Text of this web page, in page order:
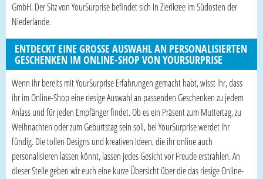
GmbH. Der Sitz von YourSurprise befindet sich in Zierikzee im Südosten der
Niederlande.
ENTDECKT EINE GROSSE AUSWAHL AN PERSONALISIERTEN G
ESCHENKEN IM ONLINE-SHOP VON YOURSURPRISE
Wenn ihr bereits mit YourSurprise Erfahrungen gemacht habt, wisst ihr, dass
ihr im Online-Shop eine riesige Auswahl an passenden Geschenken zu jedem
Anlass und für jeden Empfänger findet. Ob es ein Präsent zum Muttertag, zu
Weihnachten oder zum Geburtstag sein soll, bei YourSurprise werdet ihr
fündig. Die tollen Designs und kreativen Ideen, die ihr online auch
personalisieren lassen könnt, lassen jedes Gesicht vor Freude erstrahlen. An
dieser Stelle geben wir euch eine kurze Übersicht über die das riesige Online-